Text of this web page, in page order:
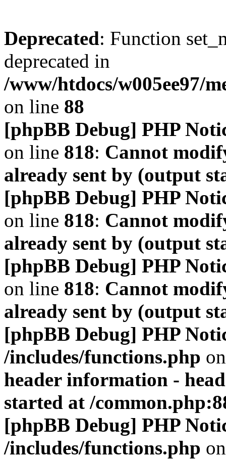
Deprecated: Function
deprecated in
/www/htdocs/w005ee97/
on line 88
[phpBB Debug] PHP
on line 818: Cannot
already sent by (output
[phpBB Debug] PHP
on line 818: Cannot
already sent by (output
[phpBB Debug] PHP
on line 818: Cannot
already sent by (output
[phpBB Debug] PHP
/includes/functions.php
header information -
started at /
[phpBB Debug] PHP
/includes/functions.php